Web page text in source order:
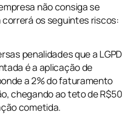
não consiga se
correrá os seguintes riscos:
penalidades que a LGPD
é a aplicação de
a 2% do faturamento
chegando ao teto de R$50
cometida.